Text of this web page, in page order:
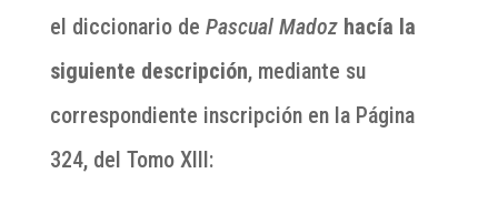
el diccionario de Pascual Madoz hacía la
siguiente descripción, mediante su
correspondiente inscripción en la Página
324, del Tomo XIII: